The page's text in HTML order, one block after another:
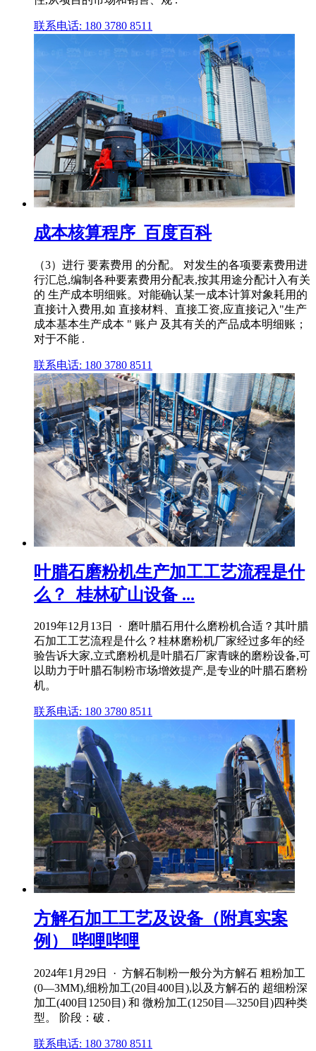
联系电话: 180 3780 8511
成本核算程序_百度百科
（3）进行 要素费用 的分配。 对发生的各项要素费用进
行汇总,编制各种要素费用分配表,按其用途分配计入有关
的 生产成本明细账。对能确认某一成本计算对象耗用的
直接计入费用,如 直接材料、直接工资,应直接记入"生产
成本基本生产成本 " 账户 及其有关的产品成本明细账；
对于不能 .
联系电话: 180 3780 8511
叶腊石磨粉机生产加工工艺流程是什
么？_桂林矿山设备 ...
2019年12月13日 · 磨叶腊石用什么磨粉机合适？其叶腊
石加工工艺流程是什么？桂林磨粉机厂家经过多年的经
验告诉大家,立式磨粉机是叶腊石厂家青睐的磨粉设备,可
以助力于叶腊石制粉市场增效提产,是专业的叶腊石磨粉
机。
联系电话: 180 3780 8511
方解石加工工艺及设备（附真实案
例） 哔哩哔哩
2024年1月29日 · 方解石制粉一般分为方解石 粗粉加工
(0―3MM),细粉加工(20目400目),以及方解石的 超细粉深
加工(400目1250目) 和 微粉加工(1250目―3250目)四种类
型。 阶段：破 .
联系电话: 180 3780 8511